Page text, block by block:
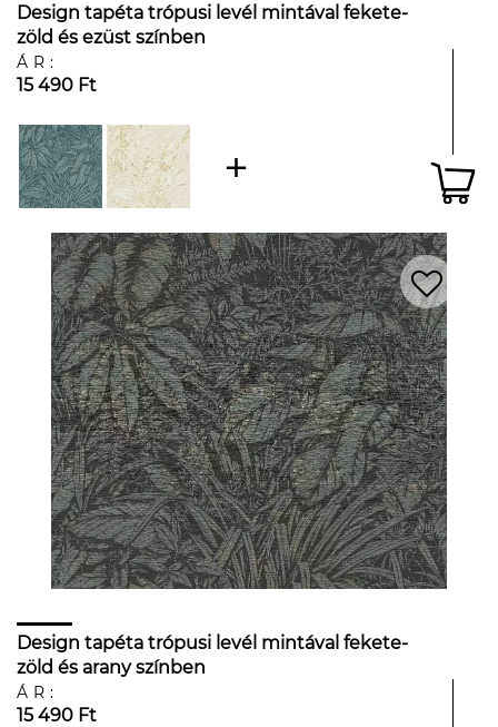
Design tapéta trópusi levél mintával fekete-
zöld és ezüst színben
ÁR:
15 490 Ft
Design tapéta trópusi levél mintával fekete-
zöld és arany színben
ÁR:
15 490 Ft